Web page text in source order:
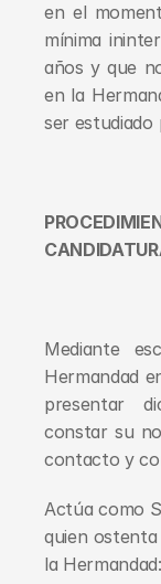
en el
mínima
años y que
en la
ser estudiado
Mediante
Hermandad
presentar
constar su
contacto y
Actúa como
quien ostenta
la